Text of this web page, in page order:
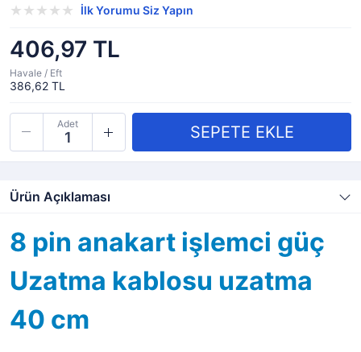
İlk Yorumu Siz Yapın
406,97 TL
Havale / Eft
386,62 TL
Adet
Ürün Açıklaması
8 pin anakart işlemci güç
Uzatma kablosu uzatma
40 cm